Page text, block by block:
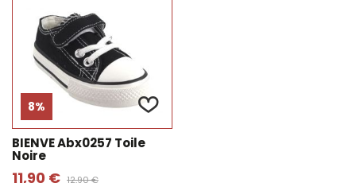
8%
BIENVE Abx0257 Toile
Noire
11,90 € 12,90 €